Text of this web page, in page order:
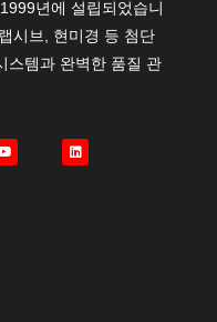
년에 설립되었습니
시브, 현미경 등 첨단
스템과 완벽한 품질 관